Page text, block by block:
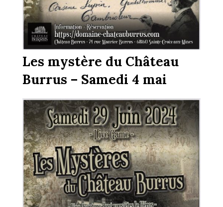
Les mystère du Château
Burrus – Samedi 4 mai